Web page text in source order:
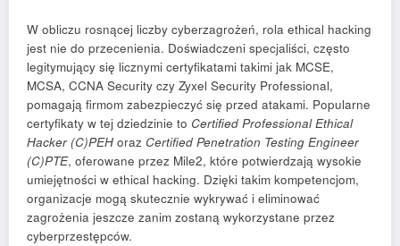
W obliczu rosnącej liczby cyberzagrożeń, rola ethical hacking
jest nie do przecenienia. Doświadczeni specjaliści, często
legitymujący się licznymi certyfikatami takimi jak MCSE,
MCSA, CCNA Security czy Zyxel Security Professional,
pomagają firmom zabezpieczyć się przed atakami. Popularne
certyfikaty w tej dziedzinie to Certified Professional Ethical
Hacker (C)PEH oraz Certified Penetration Testing Engineer
(C)PTE, oferowane przez Mile2, które potwierdzają wysokie
umiejętności w ethical hacking. Dzięki takim kompetencjom,
organizacje mogą skutecznie wykrywać i eliminować
zagrożenia jeszcze zanim zostaną wykorzystane przez
cyberprzestępców.